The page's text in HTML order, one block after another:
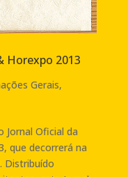
Horexpo 2013
Gerais,
Jornal Oficial da
que decorrerá na
Distribuído